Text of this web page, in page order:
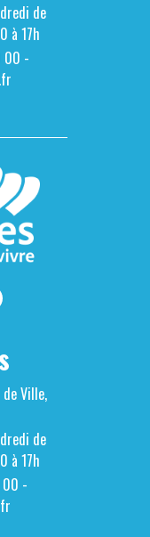
de
à 17h
00 -
Ville,
de
à 17h
00 -